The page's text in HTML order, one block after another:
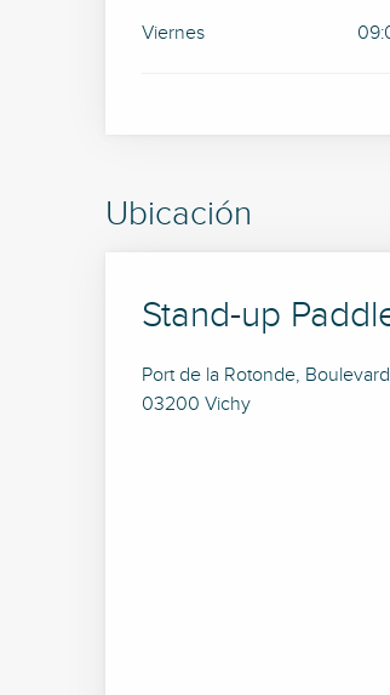
Viernes
Ubicación
Stand-up
Port de la Rotonde,
03200 Vichy